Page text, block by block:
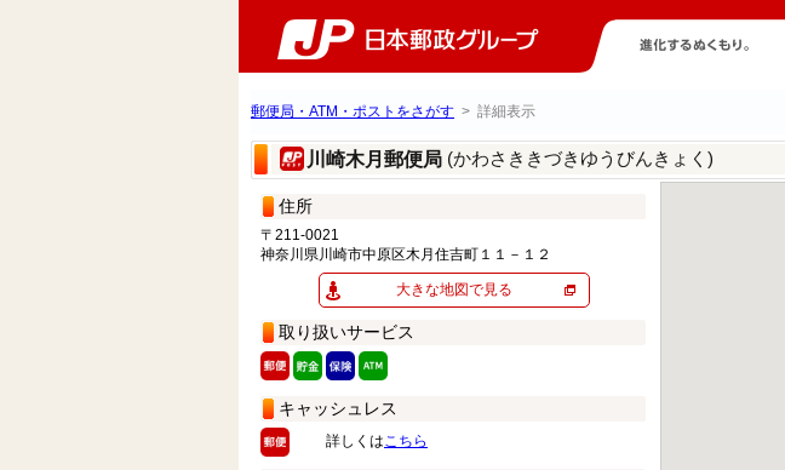
郵便局・ATM・ポストをさがす > 詳細表示
川崎木月郵便局 (かわさききづきゆうびんきょく)
住所
〒211-0021
神奈川県川崎市中原区木月住吉町１１－１２
大きな地図で見る
取り扱いサービス
キャッシュレス
詳しくはこちら